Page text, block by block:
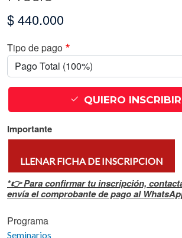
$ 440.000
Tipo de pago
QUIERO
Importante
LLENAR FICHA DE INSCRIPCION
*👉 Para confirmar tu inscripción,
envía el comprobante de pago al
Programa
Seminarios